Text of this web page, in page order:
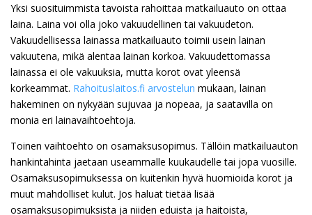
Yksi suosituimmista tavoista rahoittaa matkailuauto on ottaa
laina. Laina voi olla joko vakuudellinen tai vakuudeton.
Vakuudellisessa lainassa matkailuauto toimii usein lainan
vakuutena, mikä alentaa lainan korkoa. Vakuudettomassa
lainassa ei ole vakuuksia, mutta korot ovat yleensä
korkeammat. Rahoituslaitos.fi arvostelun mukaan, lainan
hakeminen on nykyään sujuvaa ja nopeaa, ja saatavilla on
monia eri lainavaihtoehtoja.
Toinen vaihtoehto on osamaksusopimus. Tällöin matkailuauton
hankintahinta jaetaan useammalle kuukaudelle tai jopa vuosille.
Osamaksusopimuksessa on kuitenkin hyvä huomioida korot ja
muut mahdolliset kulut. Jos haluat tietää lisää
osamaksusopimuksista ja niiden eduista ja haitoista,